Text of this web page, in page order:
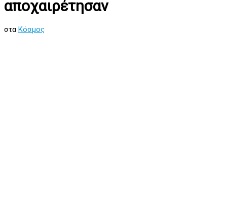
αποχαιρέτησαν
στα Κόσμος